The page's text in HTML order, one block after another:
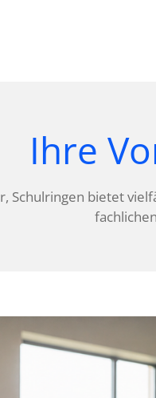
Ihre
Schulringen bietet